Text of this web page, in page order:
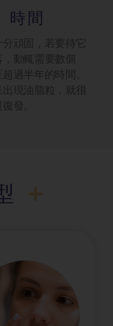
時間
分頑固，若要待它
動輒需要數個
超過半年的時間。
出現油脂粒，就很
發。